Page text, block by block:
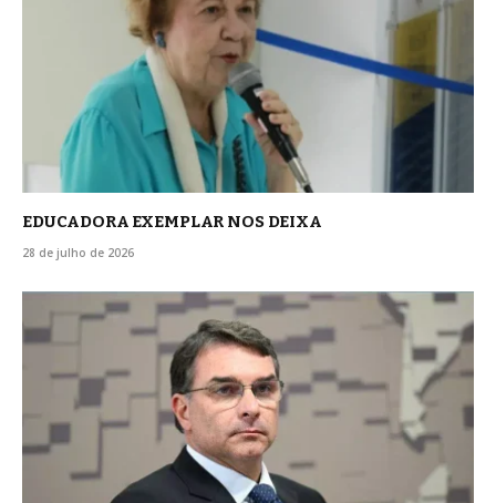
EDUCADORA EXEMPLAR NOS DEIXA
28 de julho de 2026